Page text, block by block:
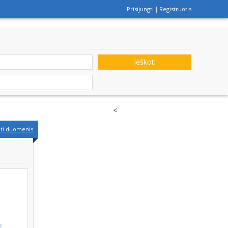
Prisijungti Registruotis
Ieškoti
duomenis
<